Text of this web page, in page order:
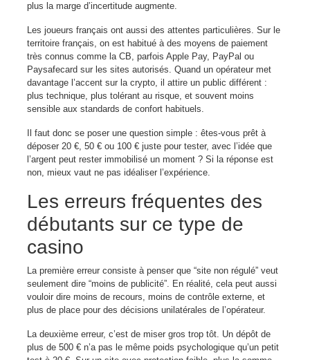
plus la marge d’incertitude augmente.
Les joueurs français ont aussi des attentes particulières. Sur le
territoire français, on est habitué à des moyens de paiement
très connus comme la CB, parfois Apple Pay, PayPal ou
Paysafecard sur les sites autorisés. Quand un opérateur met
davantage l’accent sur la crypto, il attire un public différent :
plus technique, plus tolérant au risque, et souvent moins
sensible aux standards de confort habituels.
Il faut donc se poser une question simple : êtes-vous prêt à
déposer 20 €, 50 € ou 100 € juste pour tester, avec l’idée que
l’argent peut rester immobilisé un moment ? Si la réponse est
non, mieux vaut ne pas idéaliser l’expérience.
Les erreurs fréquentes des
débutants sur ce type de
casino
La première erreur consiste à penser que “site non régulé” veut
seulement dire “moins de publicité”. En réalité, cela peut aussi
vouloir dire moins de recours, moins de contrôle externe, et
plus de place pour des décisions unilatérales de l’opérateur.
La deuxième erreur, c’est de miser gros trop tôt. Un dépôt de
plus de 500 € n’a pas le même poids psychologique qu’un petit